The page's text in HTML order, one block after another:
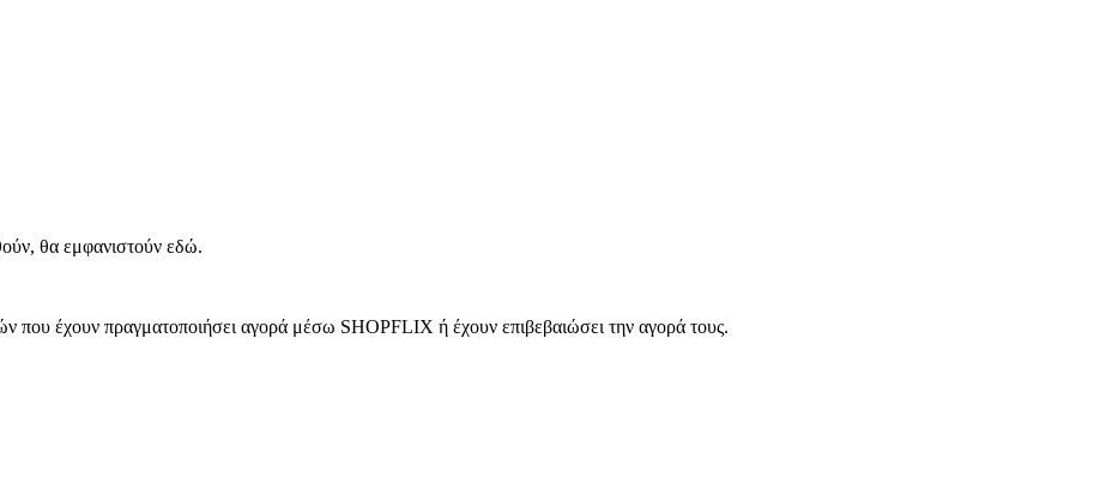
θα εμφανιστούν εδώ.
που έχουν πραγματοποιήσει αγορά μέσω SHOPFLIX ή έχουν επιβεβαιώσει την αγορά τους.